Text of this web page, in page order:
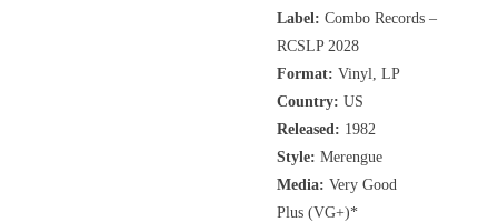
Label: Combo Records ‎–
RCSLP 2028
Format: Vinyl, LP
Country: US
Released: 1982
Style: Merengue
Media: Very Good
Plus (VG+)*